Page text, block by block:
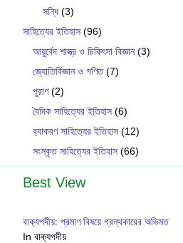
সন্ধি(3)
সাহিত্যের ইতিহাস (96)
আয়ুর্বেদ শাস্ত্র ও চিকিৎসা বিজ্ঞান(3)
জ্যোতির্বিজ্ঞান ও গণিত(7)
পুরাণ(2)
বৈদিক সাহিত্যের ইতিহাস (6)
ব‍্যাকরণ সাহিত‍্যের ইতিহাস (12)
সংস্কৃত সাহিত্যের ইতিহাস (66)
Best View
বাক‍্যপদীয়: প্রমাণ বিষয়ে গ্রন্থকারের অভিমত
In বাক‍্যপদীয়